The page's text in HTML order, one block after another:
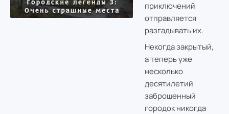
приключений
отправляется
разгадывать их.
Некогда закрытый,
а теперь уже
несколько
десятилетий
заброшенный
городок никогда